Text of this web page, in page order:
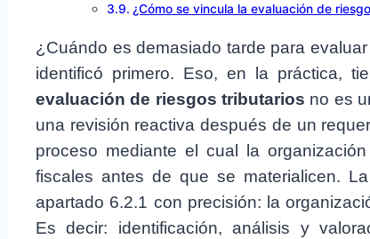
¿Cómo se vincula la evaluación de
¿Cuándo es demasiado tarde para
identificó primero. Eso, en la práctica,
evaluación de riesgos tributarios no es
una revisión reactiva después de un
proceso mediante el cual la
fiscales antes de que se materialicen.
apartado 6.2.1 con precisión: la
Es decir: identificación, análisis y